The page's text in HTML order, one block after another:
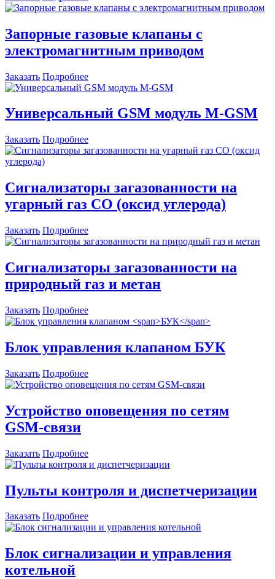
Запорные газовые клапаны с
электромагнитным приводом
Заказать Подробнее
Универсальный GSM модуль М-GSM
Заказать Подробнее
Сигнализаторы загазованности на
угарный газ CO (оксид углерода)
Заказать Подробнее
Сигнализаторы загазованности на
природный газ и метан
Заказать Подробнее
Блок управления клапаном БУК
Заказать Подробнее
Устройство оповещения по сетям
GSM-связи
Заказать Подробнее
Пульты контроля и диспетчеризации
Заказать Подробнее
Блок сигнализации и управления
котельной